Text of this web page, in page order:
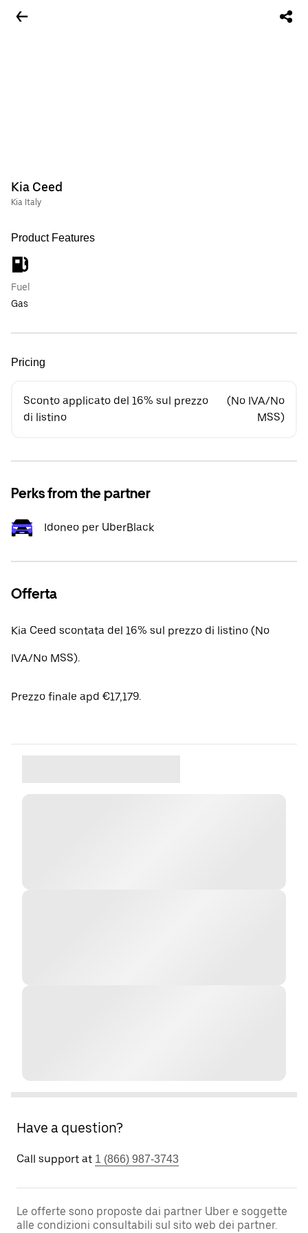
Kia Ceed
Kia Italy
Product Features
Fuel
Gas
Pricing
Sconto applicato del 16% sul prezzo
di listino
(No IVA/No
MSS)
Perks from the partner
Idoneo per UberBlack
Offerta
Kia Ceed scontata del 16% sul prezzo di listino (No
IVA/No MSS).
Prezzo finale apd €17,179.
Have a question?
Call support at 1 (866) 987-3743
Le offerte sono proposte dai partner Uber e soggette
alle condizioni consultabili sul sito web dei partner.